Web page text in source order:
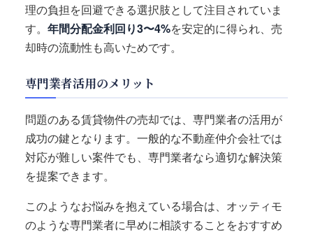
理の負担を回避できる選択肢として注目されていま
す。 年間分配金利回り3〜4%を安定的に得られ、売
却時の流動性も高いためです。
専門業者活用のメリット
問題のある賃貸物件の売却では、専門業者の活用が
成功の鍵となります。一般的な不動産仲介会社では
対応が難しい案件でも、専門業者なら適切な解決策
を提案できます。
このようなお悩みを抱えている場合は、オッティモ
のような専門業者に早めに相談することをおすすめ